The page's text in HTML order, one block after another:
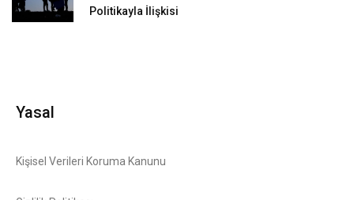
Politikayla İlişkisi
Yasal
Kişisel Verileri Koruma Kanunu